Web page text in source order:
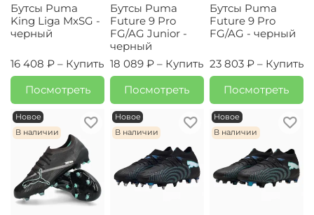
Бутсы Puma
King Liga MxSG -
черный
16 408 ₽ – Купить
Посмотреть
Бутсы Puma
Future 9 Pro
FG/AG Junior -
черный
18 089 ₽ – Купить
Посмотреть
Бутсы Puma
Future 9 Pro
FG/AG - черный
23 803 ₽ – Купить
Посмотреть
Новое
В наличии
Новое
В наличии
Новое
В наличии